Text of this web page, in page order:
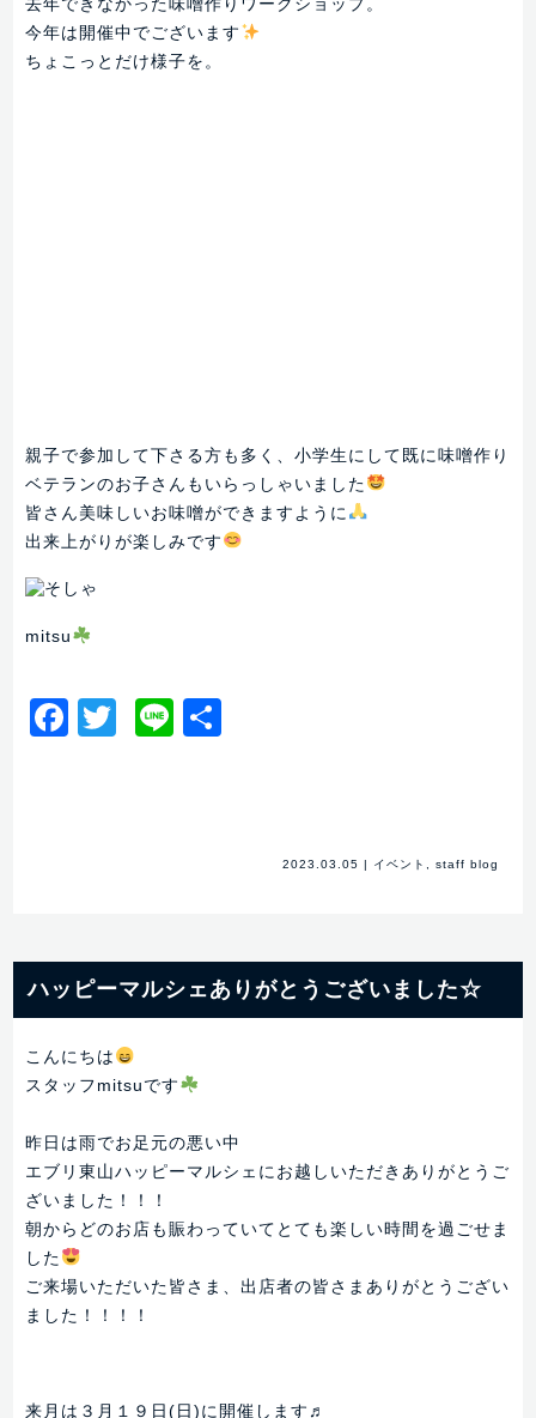
去年できなかった味噌作りワークショップ。
今年は開催中でございます
ちょこっとだけ様子を。
親子で参加して下さる方も多く、小学生にして既に味噌作り
ベテランのお子さんもいらっしゃいました
皆さん美味しいお味噌ができますように
出来上がりが楽しみです
mitsu
Facebook
Twitter
Line
2023.03.05 | イベント , staff blog
ハッピーマルシェありがとうございました☆
こんにちは
スタッフmitsuです
昨日は雨でお足元の悪い中
エブリ東山ハッピーマルシェにお越しいただきありがとうご
ざいました！！！
朝からどのお店も賑わっていてとても楽しい時間を過ごせま
した
ご来場いただいた皆さま、出店者の皆さまありがとうござい
ました！！！！
来月は３月１９日(日)に開催します♬